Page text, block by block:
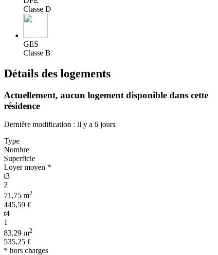
Classe D
GES
Classe B
Détails des logements
Actuellement, aucun logement disponible dans cette
résidence
Dernière modification : Il y a 6 jours
Type
Nombre
Superficie
Loyer moyen *
t3
2
71,75 m2
445,59 €
t4
1
83,29 m2
535,25 €
* hors charges